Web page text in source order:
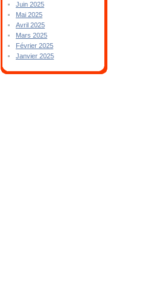
Juin 2025
Mai 2025
Avril 2025
Mars 2025
Février 2025
Janvier 2025